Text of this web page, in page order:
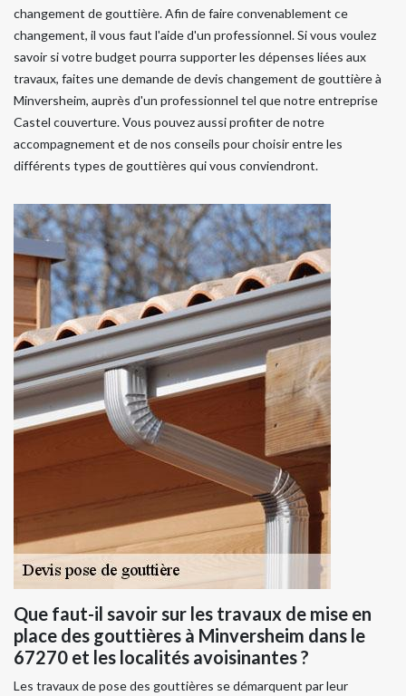
changement de gouttière. Afin de faire convenablement ce
changement, il vous faut l'aide d'un professionnel. Si vous voulez
savoir si votre budget pourra supporter les dépenses liées aux
travaux, faites une demande de devis changement de gouttière à
Minversheim, auprès d'un professionnel tel que notre entreprise
Castel couverture. Vous pouvez aussi profiter de notre
accompagnement et de nos conseils pour choisir entre les
différents types de gouttières qui vous conviendront.
Que faut-il savoir sur les travaux de mise en
place des gouttières à Minversheim dans le
67270 et les localités avoisinantes ?
Les travaux de pose des gouttières se démarquent par leur